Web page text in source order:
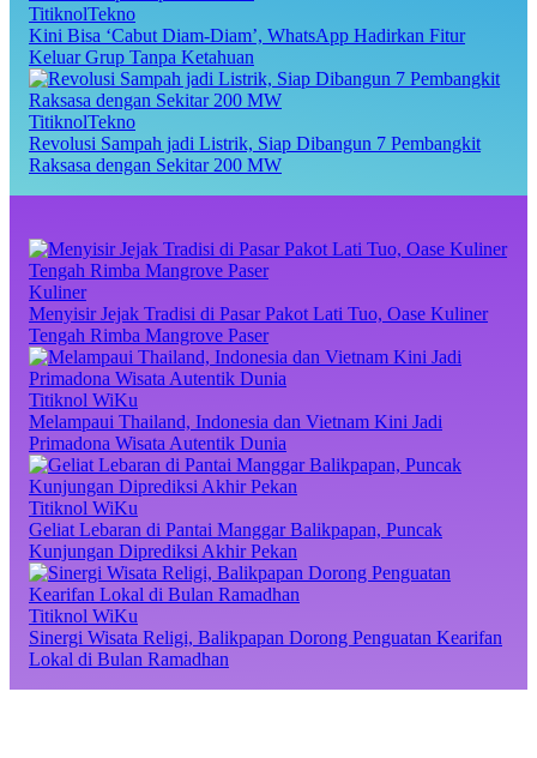
TitiknolTekno
Kini Bisa ‘Cabut Diam-Diam’, WhatsApp Hadirkan Fitur
Keluar Grup Tanpa Ketahuan
TitiknolTekno
Revolusi Sampah jadi Listrik, Siap Dibangun 7 Pembangkit
Raksasa dengan Sekitar 200 MW
Kuliner
Menyisir Jejak Tradisi di Pasar Pakot Lati Tuo, Oase Kuliner
Tengah Rimba Mangrove Paser
Titiknol WiKu
Melampaui Thailand, Indonesia dan Vietnam Kini Jadi
Primadona Wisata Autentik Dunia
Titiknol WiKu
Geliat Lebaran di Pantai Manggar Balikpapan, Puncak
Kunjungan Diprediksi Akhir Pekan
Titiknol WiKu
Sinergi Wisata Religi, Balikpapan Dorong Penguatan Kearifan
Lokal di Bulan Ramadhan